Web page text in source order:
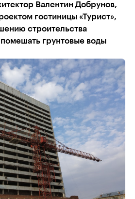
Валентин Добрунов,
гостиницы «Турист»,
строительства
грунтовые воды